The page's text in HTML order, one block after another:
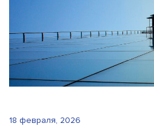
18 февраля, 2026